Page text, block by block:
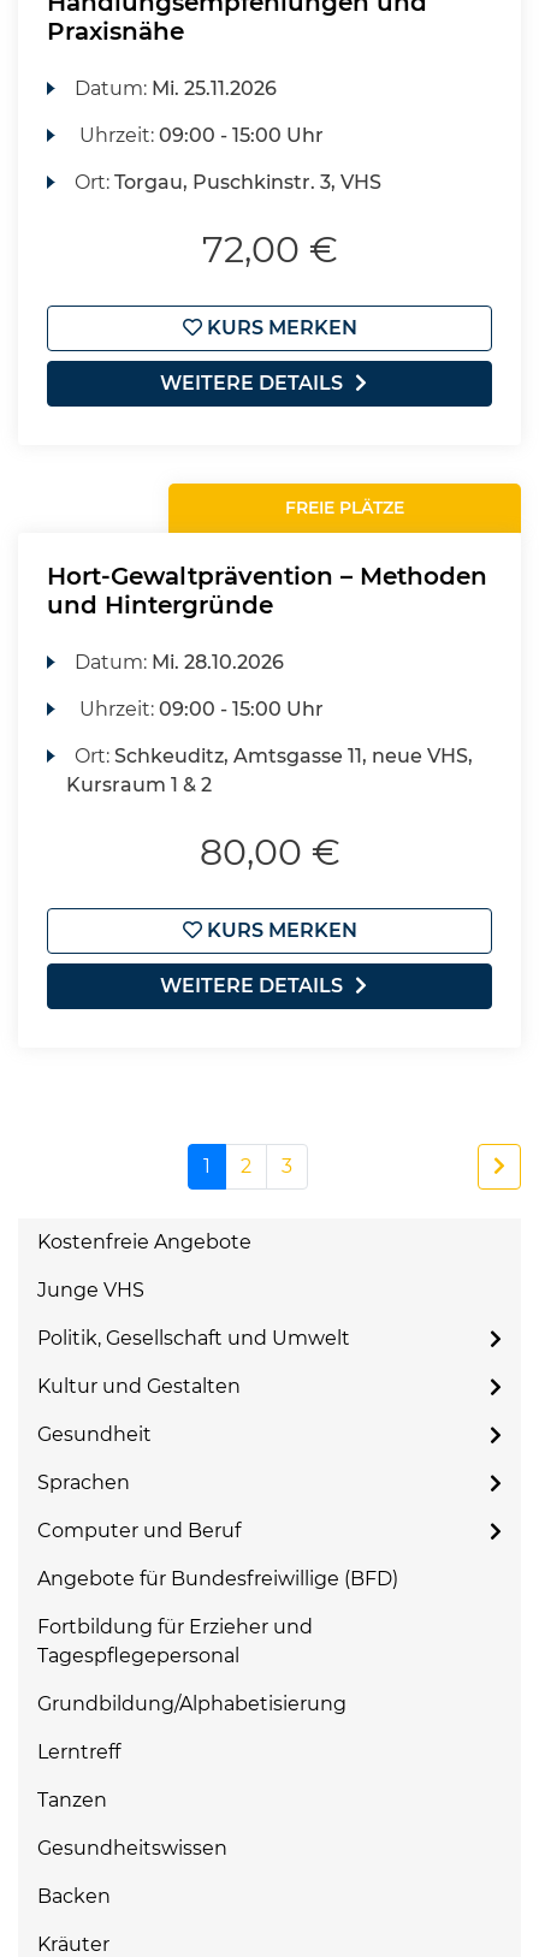
Praxisnähe
Datum: Mi. 25.11.2026
Uhrzeit:09:00 - 15:00 Uhr
Ort:Torgau, Puschkinstr. 3, VHS
72,00 €
KURS MERKEN
WEITERE DETAILS
FREIE PLÄTZE
Hort-Gewaltprävention – Methoden
und Hintergründe
Datum: Mi. 28.10.2026
Uhrzeit:09:00 - 15:00 Uhr
Ort:Schkeuditz, Amtsgasse 11, neue VHS,
Kursraum 1 & 2
80,00 €
KURS MERKEN
WEITERE DETAILS
1 2 3
Kostenfreie Angebote
Junge VHS
Politik, Gesellschaft und Umwelt
Kultur und Gestalten
Gesundheit
Sprachen
Computer und Beruf
Angebote für Bundesfreiwillige (BFD)
Fortbildung für Erzieher und
Tagespflegepersonal
Grundbildung/Alphabetisierung
Lerntreff
Tanzen
Gesundheitswissen
Backen
Kräuter